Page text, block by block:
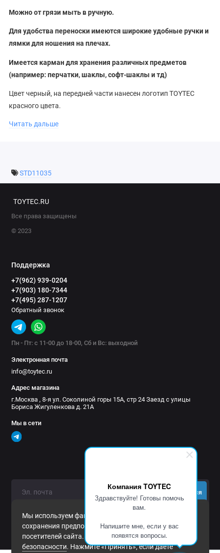
Компания TOYTEC
Здравствуйте! Готовы помочь
вам.
Напишите мне, если у вас
появятся вопросы.
Можно от грязи мыть в ручную.
Для удобства переноски имеются широкие удобные ручки и
лямки для ношения на плечах.
Имеется карман для хранения различных предметов
(например: перчатки, шаклы, софт-шаклы и тд)
Цвет черный, на передней части нанесен логотип TOYTEC
красного цвета.
В сумку удобно и гарантированно помещается 2 сенд-трака
Высота: 41 см
виде)
Читать дальше
STD11035
Мы используем файлы cookie и другие средства
сохранения предпочтений и анализа действий
посетителей сайта. Подробнее вПолитика
безопасности. Нажмите «Принять», если даете
TOYTEC.RU
Все права защищены
© 2023
Поддержка
+7(962) 939-0204
+7(903) 180-7344
+7(495) 287-1207
Обратный звонок
Пн - Пт: с 11-00 до 18-00, Сб и Вс: выходной
Электронная почта
info@toytec.ru
Адрес магазина
г.Москва , 8-я ул. Соколиной горы 15А, стр 24 Заезд с улицы
Бориса Жигуленкова д. 21А
Мы в сети
Подписаться
Нажимая на кнопку «Подписаться», Вы даете
обработку персональных данных.